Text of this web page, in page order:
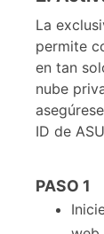
La
permite
en tan
nube
ID de
PASO 1